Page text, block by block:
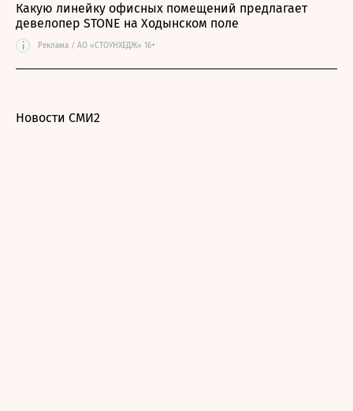
Какую линейку офисных помещений предлагает
девелопер STONE на Ходынском поле
i Реклама / АО «СТОУНХЕДЖ» 16+
Новости СМИ2